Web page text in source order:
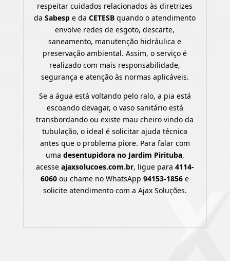
respeitar cuidados relacionados às diretrizes
daSabesp e daCETESB quando o atendimento
envolve redes de esgoto, descarte,
saneamento, manutenção hidráulica e
preservação ambiental. Assim, o serviço é
realizado com mais responsabilidade,
segurança e atenção às normas aplicáveis.
Se a água está voltando pelo ralo, a pia está
escoando devagar, o vaso sanitário está
transbordando ou existe mau cheiro vindo da
tubulação, o ideal é solicitar ajuda técnica
antes que o problema piore. Para falar com
uma desentupidora no Jardim Pirituba,
acesse ajaxsolucoes.com.br, ligue para 4114-
6060 ou chame no WhatsApp94153-1856 e
solicite atendimento com a Ajax Soluções.